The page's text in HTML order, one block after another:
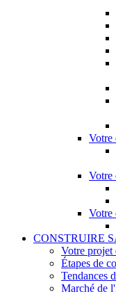
Votre
Votre
Votre
CONSTRUIRE
Votre projet
Étapes de
Tendances
Marché de